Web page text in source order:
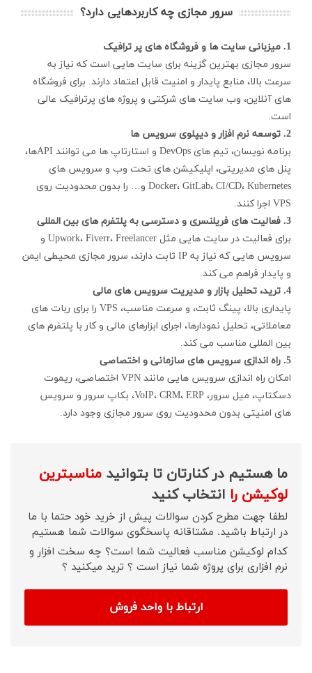
سرور مجازی چه کاربردهایی دارد؟
1. میزبانی سایت ها و فروشگاه های پر ترافیک
سرور مجازی بهترین گزینه برای سایت هایی است که نیاز به
سرعت بالا، منابع پایدار و امنیت قابل اعتماد دارند. برای فروشگاه
های آنلاین، وب سایت های شرکتی و پروژه های پرترافیک عالی
است.
2. توسعه نرم افزار و دیپلوی سرویس ها
برنامه نویسان، تیم های DevOps و استارتاپ ها می توانند APIها،
پنل های مدیریتی، اپلیکیشن های تحت وب و سرویس های
Docker، GitLab، CI/CD، Kubernetes و… را بدون محدودیت روی
VPS اجرا کنند.
3. فعالیت های فریلنسری و دسترسی به پلتفرم های بین المللی
برای فعالیت در سایت هایی مثل Upwork، Fiverr، Freelancer و
سرویس هایی که نیاز به IP ثابت دارند، سرور مجازی محیطی ایمن
و پایدار فراهم می کند.
4. ترید، تحلیل بازار و مدیریت سرویس های مالی
پایداری بالا، پینگ ثابت، و سرعت مناسب، VPS را برای ربات های
معاملاتی، تحلیل نمودارها، اجرای ابزارهای مالی و کار با پلتفرم های
بین المللی مناسب می کند.
5. راه اندازی سرویس های سازمانی و اختصاصی
امکان راه اندازی سرویس هایی مانند VPN اختصاصی، ریموت
دسکتاپ، میل سرور، VoIP، CRM، ERP، بکاپ سرور و سرویس
های امنیتی بدون محدودیت روی سرور مجازی وجود دارد.
ما هستیم در کنارتان تا بتوانید مناسبترین
لوکیشن را انتخاب کنید
لطفا جهت مطرح کردن سوالات پیش از خرید خود حتما با ما
در ارتباط باشید. مشتاقانه پاسخگوی سوالات شما هستیم
کدام لوکیشن مناسب فعالیت شما است؟ چه سخت افزار و
نرم افزاری برای پروژه شما نیاز است ؟ ترید میکنید ؟
ارتباط با واحد فروش